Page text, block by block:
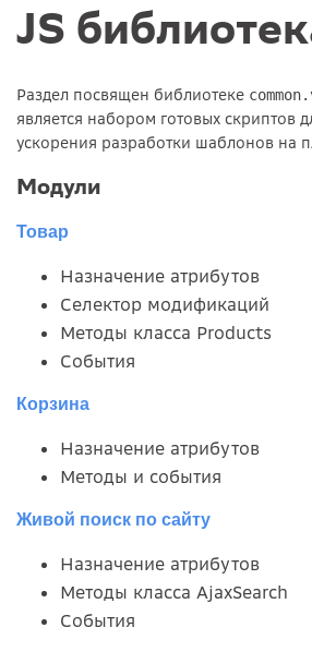
JS
Раздел посвящен библиотеке
является набором готовых скриптов
ускорения разработки шаблонов на
Модули
Товар
Назначение атрибутов
Селектор модификаций
Методы класса Products
События
Корзина
Назначение атрибутов
Методы и события
Живой поиск по сайту
Назначение атрибутов
Методы класса AjaxSearch
События